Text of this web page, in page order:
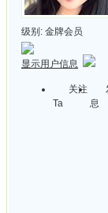
级别: 金牌会员
显示用户信息
关注
Ta
息